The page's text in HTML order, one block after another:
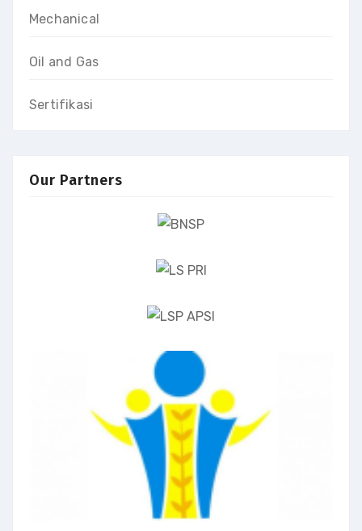
Mechanical
Oil and Gas
Sertifikasi
Our Partners